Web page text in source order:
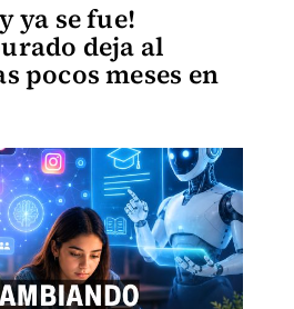
ya se fue!
deja al
pocos meses en